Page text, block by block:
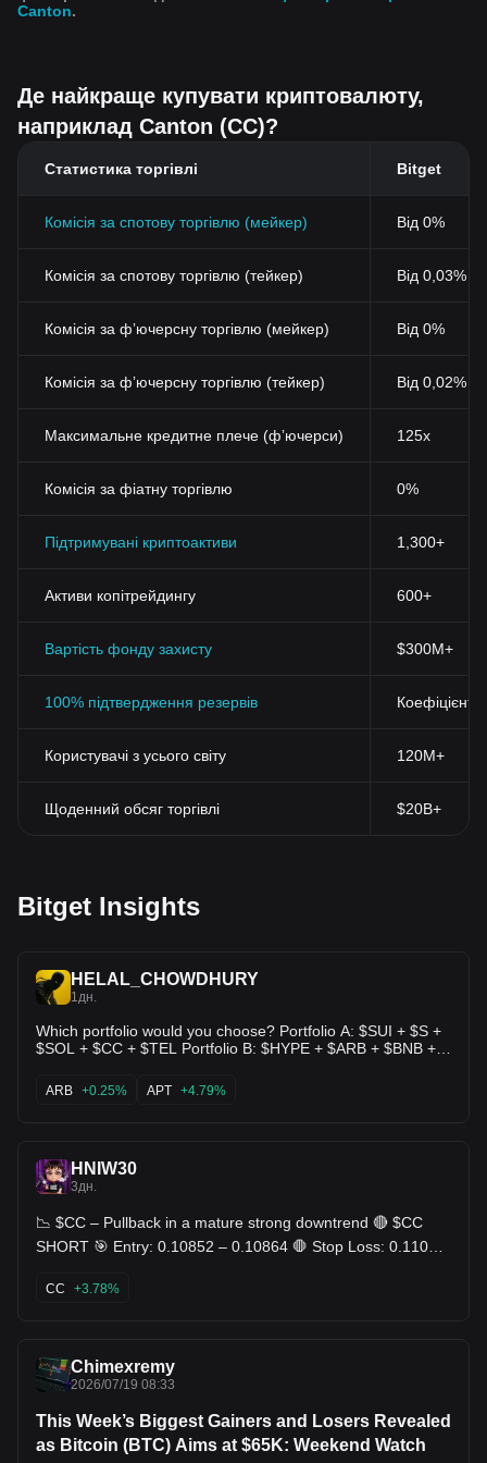
Canton.
Де найкраще купувати криптовалюту,
наприклад Canton (CC)?
Статистика торгівлі Bitget
Комісія за спотову торгівлю (мейкер) Від 0%
Комісія за спотову торгівлю (тейкер) Від 0,03%
Комісія за фʼючерсну торгівлю (мейкер) Від 0%
Комісія за фʼючерсну торгівлю (тейкер) Від 0,02%
Максимальне кредитне плече (фʼючерси) 125x
Комісія за фіатну торгівлю 0%
Підтримувані криптоактиви 1,300+
Активи копітрейдингу 600+
Вартість фонду захисту $300M+
100% підтвердження резервів Коефіцієнт
Користувачі з усього світу 120M+
Щоденний обсяг торгівлі $20B+
Bitget Insights
HELAL_CHOWDHURY
1дн.
Which portfolio would you choose? Portfolio A: $SUI + $S +
$SOL + $CC + $TEL Portfolio B: $HYPE + $ARB + $BNB +
$ZAMA
ARB +0.25% APT +4.79%
HNIW30
3дн.
📉 $CC – Pullback in a mature strong downtrend 🔴 $CC
SHORT 🎯 Entry: 0.10852 – 0.10864 🛑 Stop Loss: 0.11075
CC +3.78%
Chimexremy
2026/07/19 08:33
This Week’s Biggest Gainers and Losers Revealed
as Bitcoin (BTC) Aims at $65K: Weekend Watch